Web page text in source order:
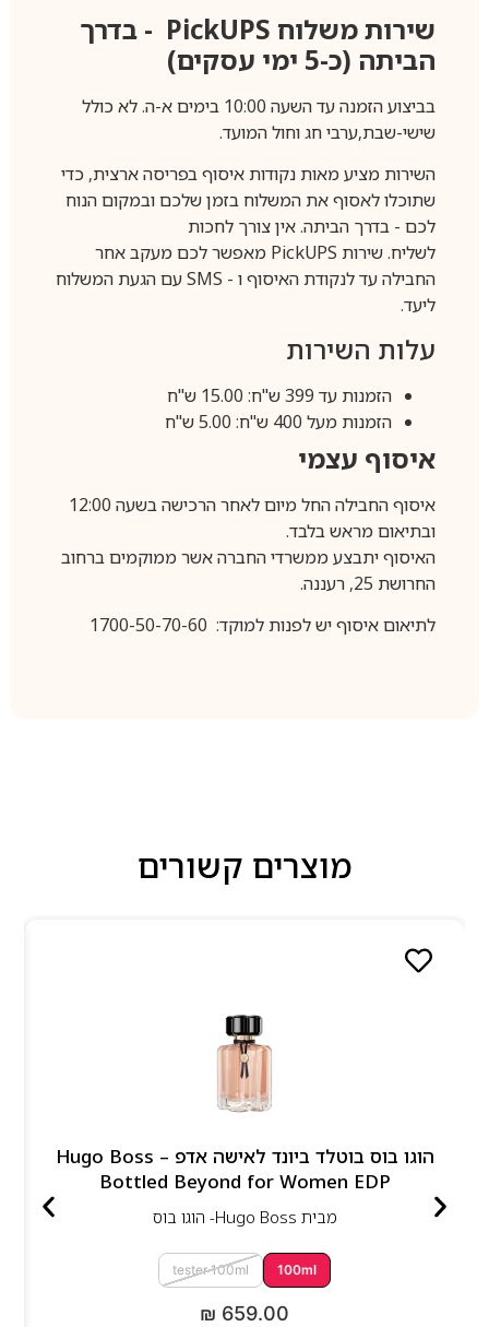
שירות משלוח PickUPS- בדרך
הביתה (כ-5 ימי עסקים)
בביצוע הזמנה עד השעה 10:00 בימים א-ה. לא כולל
שישי-שבת,ערבי חג וחול המועד.
השירות מציע מאות נקודות איסוף בפריסה ארצית, כדי
שתוכלו לאסוף את המשלוח בזמן שלכם ובמקום הנוח
לכם - בדרך הביתה. אין צורך לחכות
לשליח. שירות PickUPSמאפשר לכם מעקב אחר
החבילה עד לנקודת האיסוף ו - SMSעם הגעת המשלוח
ליעד.
עלות השירות
הזמנות עד 399 ש"ח: 15.00 ש"ח
הזמנות מעל 400 ש"ח: 5.00 ש"ח
איסוף עצמי
איסוף החבילה החל מיום לאחר הרכישה בשעה 12:00
ובתיאום מראש בלבד.
האיסוף יתבצע ממשרדי החברה אשר ממוקמים ברחוב
החרושת 25, רעננה.
לתיאום איסוף יש לפנות למוקד: 1700-50-70-60
מוצרים קשורים
הוגו בוס בוטלד ביונד לאישה אדפ – Hugo Boss
Bottled Beyond for Women EDP
מבית Hugo Boss- הוגו בוס
100ml
tester 100ml
₪ 659.00